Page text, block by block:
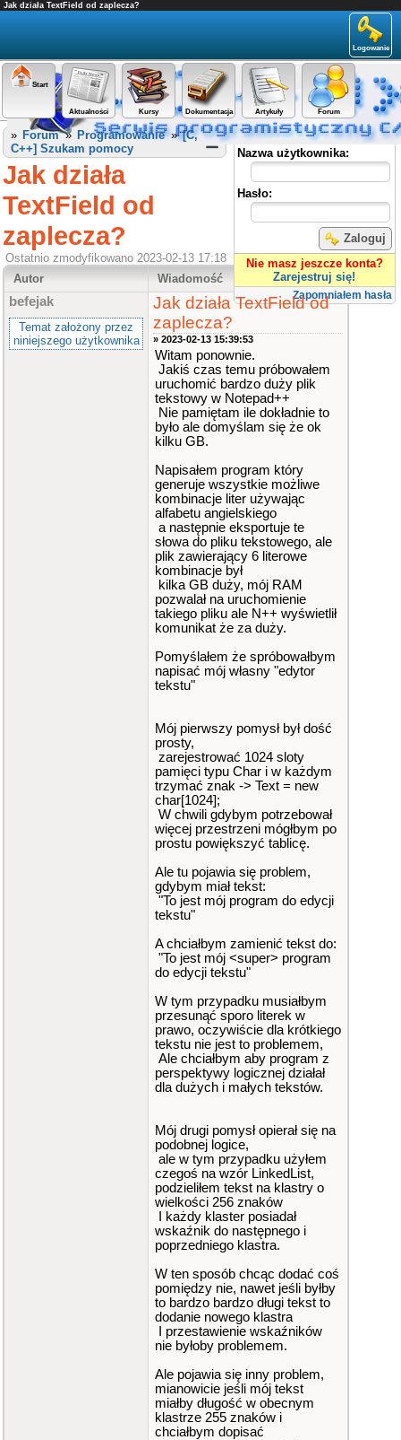
Jak działa TextField od zaplecza?
Logowanie
Start
Aktualności Kursy Dokumentacja Artykuły Forum
Panel użytkownika
Nazwa użytkownika:
Hasło:
Zaloguj
Nie masz jeszcze konta?
Zarejestruj się!
Zapomniałem hasła
» Forum» Programowanie»[C,
C++] Szukam pomocy
Jak działa
TextField od
zaplecza?
Ostatnio zmodyfikowano 2023-02-13 17:18
Autor
Wiadomość
befejak
Temat założony przez
niniejszego użytkownika
Jak działa TextField od
zaplecza?
» 2023-02-13 15:39:53
Witam ponownie.
Jakiś czas temu próbowałem
uruchomić bardzo duży plik
tekstowy w Notepad++
Nie pamiętam ile dokładnie to
było ale domyślam się że ok
kilku GB.
Napisałem program który
generuje wszystkie możliwe
kombinacje liter używając
alfabetu angielskiego
a następnie eksportuje te
słowa do pliku tekstowego, ale
plik zawierający 6 literowe
kombinacje był
kilka GB duży, mój RAM
pozwalał na uruchomienie
takiego pliku ale N++ wyświetlił
komunikat że za duży.
Pomyślałem że spróbowałbym
napisać mój własny "edytor
tekstu"
Mój pierwszy pomysł był dość
prosty,
zarejestrować 1024 sloty
pamięci typu Char i w każdym
trzymać znak -> Text = new
char[1024];
W chwili gdybym potrzebował
więcej przestrzeni mógłbym po
prostu powiększyć tablicę.
Ale tu pojawia się problem,
gdybym miał tekst:
"To jest mój program do edycji
tekstu"
A chciałbym zamienić tekst do:
"To jest mój <super> program
do edycji tekstu"
W tym przypadku musiałbym
przesunąć sporo literek w
prawo, oczywiście dla krótkiego
tekstu nie jest to problemem,
Ale chciałbym aby program z
perspektywy logicznej działał
dla dużych i małych tekstów.
Mój drugi pomysł opierał się na
podobnej logice,
ale w tym przypadku użyłem
czegoś na wzór LinkedList,
podzieliłem tekst na klastry o
wielkości 256 znaków
I każdy klaster posiadał
wskaźnik do następnego i
poprzedniego klastra.
W ten sposób chcąc dodać coś
pomiędzy nie, nawet jeśli byłby
to bardzo bardzo długi tekst to
dodanie nowego klastra
I przestawienie wskaźników
nie byłoby problemem.
Ale pojawia się inny problem,
mianowicie jeśli mój tekst
miałby długość w obecnym
klastrze 255 znaków i
chciałbym dopisać